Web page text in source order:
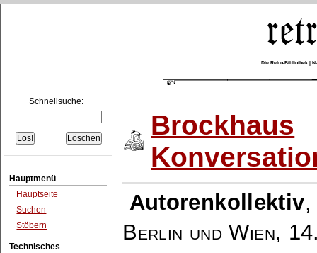
Die Retro-Bibliothek |
Schnellsuche:
Hauptmenü
Hauptseite
Suchen
Stöbern
Technisches
Brockhaus
Autorenkollektiv
Berlin und Wien,